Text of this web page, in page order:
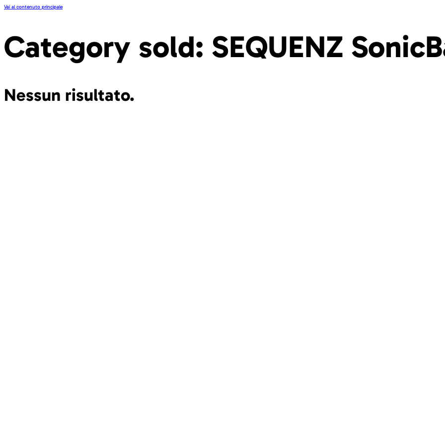
Vai al contenuto principale
Category sold: SEQUENZ
Nessun risultato.